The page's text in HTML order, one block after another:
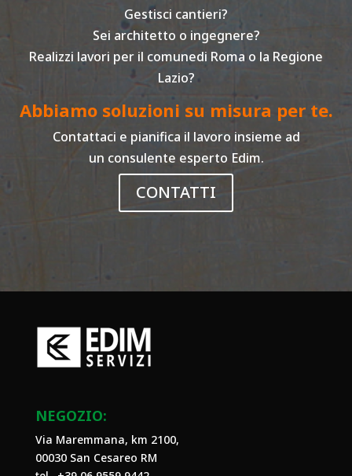
Gestisci cantieri?
Sei architetto o ingegnere?
Realizzi lavori per il comunedi Roma o la Regione
Lazio?
Abbiamo soluzioni su misura per te.
Contattaci e pianifica il lavoro insieme ad
un consulente esperto Edim.
CONTATTI
NEGOZIO:
Via Maremmana, km 2100,
00030 San Cesareo RM